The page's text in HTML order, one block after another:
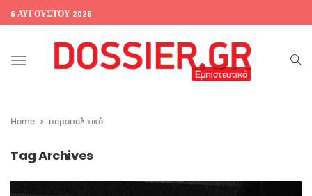
6 ΑΥΓΟΎΣΤΟΥ 2026
Toggle
Home παραπολιτικό
Tag Archives